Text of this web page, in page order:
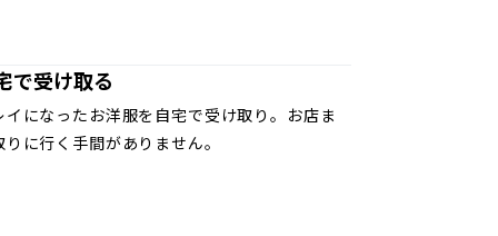
で受け取る
イになったお洋服を自宅で受け取り。お店ま
りに行く手間がありません。